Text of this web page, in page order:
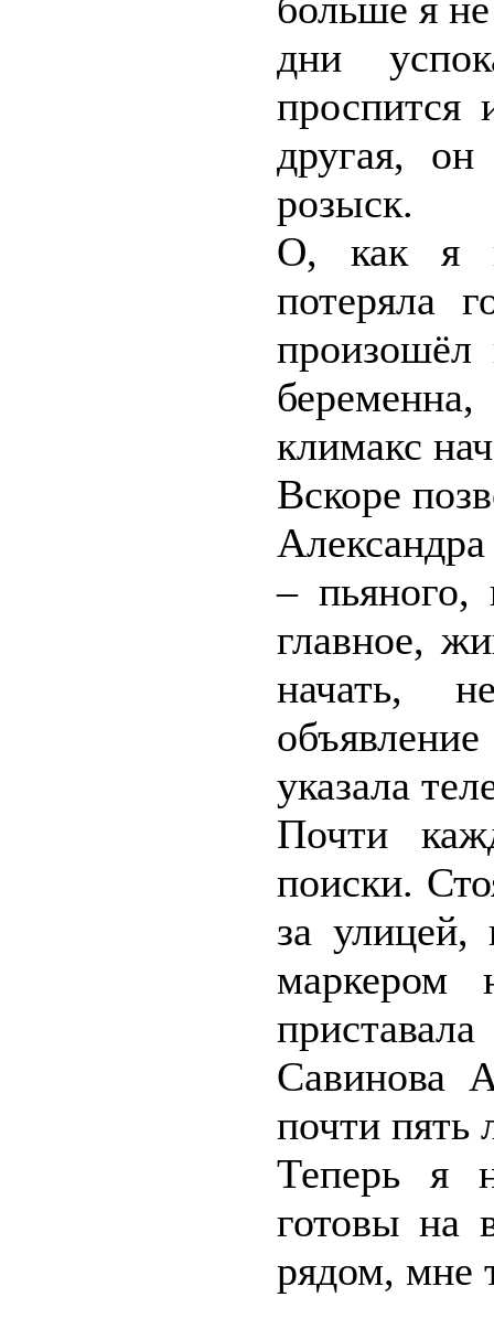
больше я
дни
проспится
другая,
розыск.
О, как я
потеряла
климакс
Вскоре
– пьяного,
главное,
начать,
указала
Почти
поиски.
за улицей,
маркером
Савинова
почти пять
Теперь я
готовы на
рядом, мне